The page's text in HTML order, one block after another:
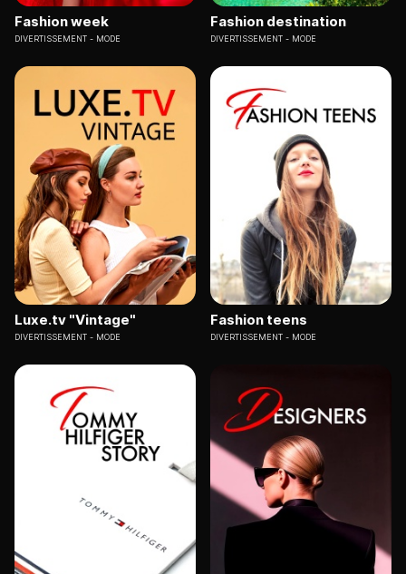
Fashion week
DIVERTISSEMENT MODE
Fashion destination
DIVERTISSEMENT MODE
Luxe.tv "Vintage"
DIVERTISSEMENT MODE
Fashion teens
DIVERTISSEMENT MODE